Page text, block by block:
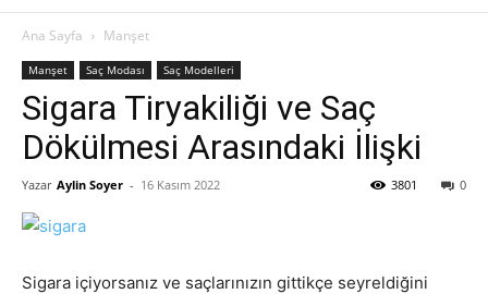
Ana Sayfa Manşet
Manşet Saç Modası Saç Modelleri
Sigara Tiryakiliği ve Saç
Dökülmesi Arasındaki İlişki
Yazar Aylin Soyer - 16 Kasım 2022 0
3801
Sigara içiyorsanız ve saçlarınızın gittikçe seyreldiğini